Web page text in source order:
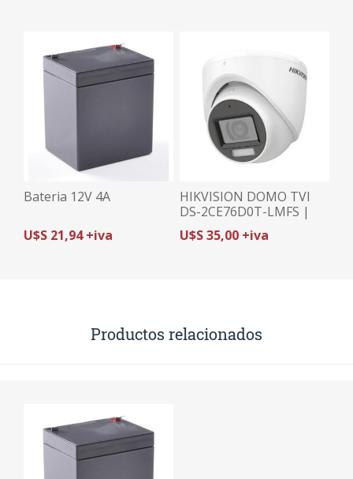
Bateria 12V 4A
U$S 21,94 +iva
HIKVISION DOMO TVI
DS-2CE76D0T-LMFS |
2MP (1080p)/2.8mm |
HYBRID LIGHT |
U$S 35,00 +iva
Productos relacionados